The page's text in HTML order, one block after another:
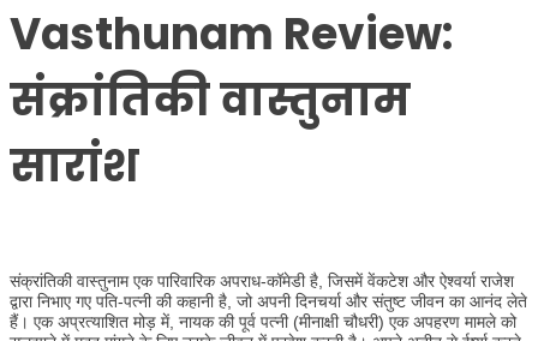
Vasthunam Review:
संक्रांतिकी वास्तुनाम
सारांश
संक्रांतिकी वास्तुनाम एक पारिवारिक अपराध-कॉमेडी है, जिसमें वेंकटेश और ऐश्वर्या राजेश
द्वारा निभाए गए पति-पत्नी की कहानी है, जो अपनी दिनचर्या और संतुष्ट जीवन का आनंद लेते
हैं। एक अप्रत्याशित मोड़ में, नायक की पूर्व पत्नी (मीनाक्षी चौधरी) एक अपहरण मामले को